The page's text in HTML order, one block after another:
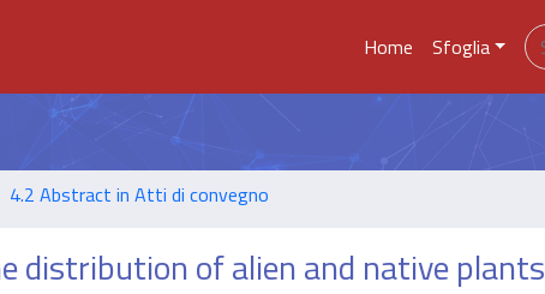
Home Sfoglia
4.2 Abstract in Atti di convegno
distribution of alien and native plants